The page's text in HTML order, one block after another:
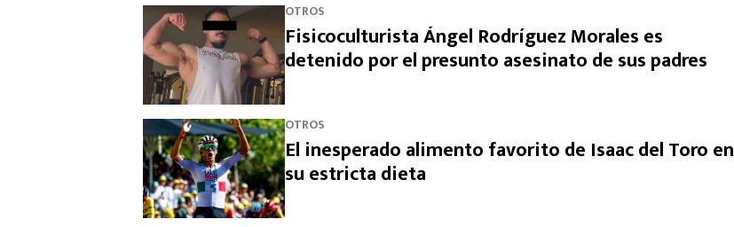
OTROS
Fisicoculturista Ángel Rodríguez Morales es
detenido por el presunto asesinato de sus padres
OTROS
El inesperado alimento favorito de Isaac del Toro en
su estricta dieta